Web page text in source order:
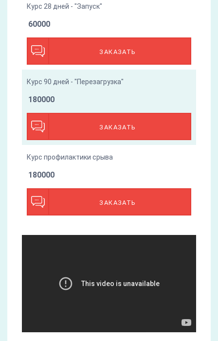
Курс 28 дней - "Запуск"
ЗАКАЗАТЬ
60000
Курс 90 дней - "Перезагрузка"
ЗАКАЗАТЬ
180000
Курс профилактики срыва
ЗАКАЗАТЬ
180000